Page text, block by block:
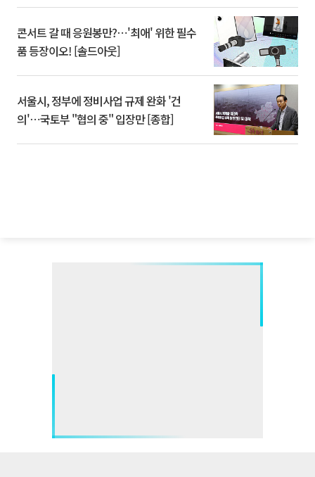
콘서트 갈 때 응원봉만?⋯'최애' 위한 필수
품 등장이오! [솔드아웃]
서울시, 정부에 정비사업 규제 완화 '건
의'⋯국토부 "협의 중" 입장만 [종합]